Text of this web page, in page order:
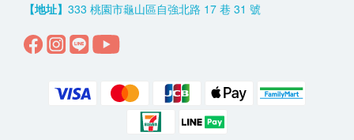
【地址】 333 桃園市龜山區自強北路 17 巷 31 號